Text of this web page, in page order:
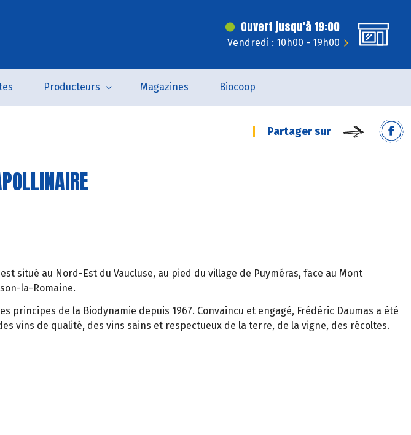
Ouvert jusqu'à 19:00
Vendredi : 10h00 - 19h00
Producteurs Magazines Biocoop
Partager sur
situé au Nord-Est du Vaucluse, au pied du village de Puyméras, face au Mont
la-Romaine.
principes de la Biodynamie depuis 1967. Convaincu et engagé, Frédéric Daumas a été
vins de qualité, des vins sains et respectueux de la terre, de la vigne, des récoltes.